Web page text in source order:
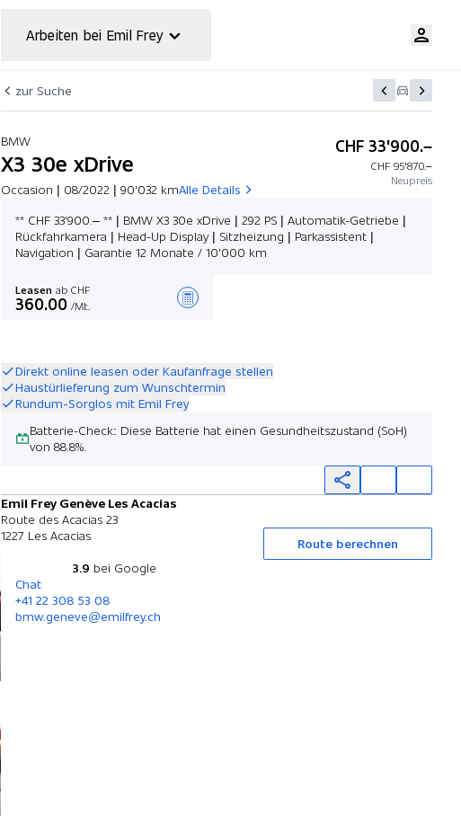
Arbeiten bei Emil Frey
zur Suche
BMW
X3 30e xDrive
Occasion | 08/2022 | 90'032 kmAlle Details
CHF 33'900.–
CHF 95'870.–
Neupreis
** CHF 33'900.– ** | BMW X3 30e xDrive | 292 PS | Automatik-Getriebe |
Rückfahrkamera | Head-Up Display | Sitzheizung | Parkassistent |
Navigation | Garantie 12 Monate / 10'000 km
Leasen ab CHF
360.00 /Mt.
Direkt online leasen oder Kaufanfrage stellen
Haustürlieferung zum Wunschtermin
Rundum-Sorglos mit Emil Frey
Batterie-Check: Diese Batterie hat einen Gesundheitszustand (SoH)
von 88.8%.
Emil Frey Genève Les Acacias
Route des Acacias 23
1227 Les Acacias
Route berechnen
3.9 bei Google
Chat
+41 22 308 53 08
bmw.geneve@emilfrey.ch